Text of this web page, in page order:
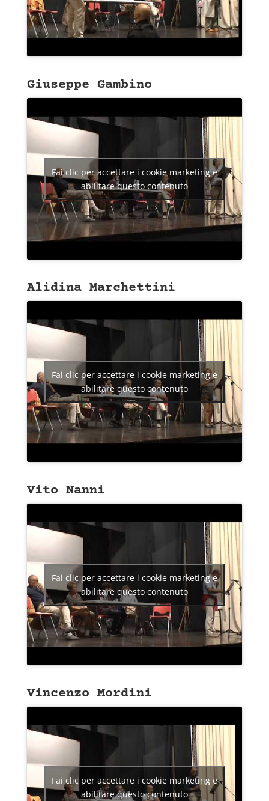
Giuseppe Gambino
Fai clic per accettare i cookie marketing e
abilitare questo contenuto
Alidina Marchettini
Fai clic per accettare i cookie marketing e
abilitare questo contenuto
Vito Nanni
Fai clic per accettare i cookie marketing e
abilitare questo contenuto
Vincenzo Mordini
Fai clic per accettare i cookie marketing e
abilitare questo contenuto